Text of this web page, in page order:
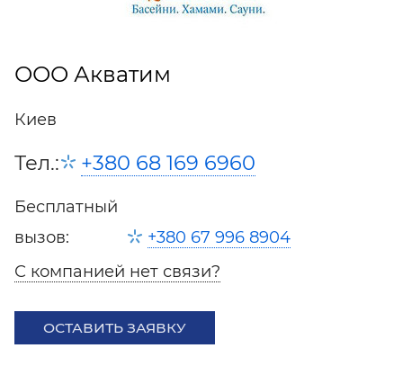
ООО Акватим
Киев
Тел.: +380 68 169 6960
Бесплатный
вызов:
+380 67 996 8904
С компанией нет связи?
ОСТАВИТЬ ЗАЯВКУ